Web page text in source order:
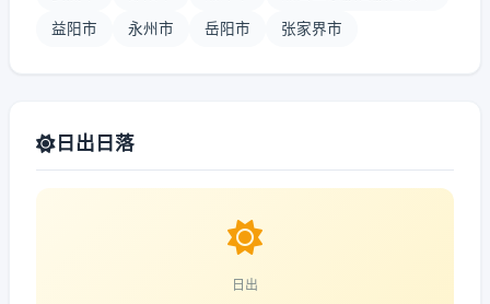
益阳市 永州市 岳阳市 张家界市
日出日落
日出